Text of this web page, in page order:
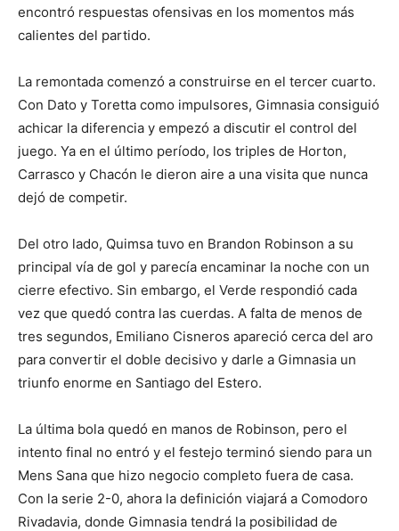
encontró respuestas ofensivas en los momentos más
calientes del partido.
La remontada comenzó a construirse en el tercer cuarto.
Con Dato y Toretta como impulsores, Gimnasia consiguió
achicar la diferencia y empezó a discutir el control del
juego. Ya en el último período, los triples de Horton,
Carrasco y Chacón le dieron aire a una visita que nunca
dejó de competir.
Del otro lado, Quimsa tuvo en Brandon Robinson a su
principal vía de gol y parecía encaminar la noche con un
cierre efectivo. Sin embargo, el Verde respondió cada
vez que quedó contra las cuerdas. A falta de menos de
tres segundos, Emiliano Cisneros apareció cerca del aro
para convertir el doble decisivo y darle a Gimnasia un
triunfo enorme en Santiago del Estero.
La última bola quedó en manos de Robinson, pero el
intento final no entró y el festejo terminó siendo para un
Mens Sana que hizo negocio completo fuera de casa.
Con la serie 2-0, ahora la definición viajará a Comodoro
Rivadavia, donde Gimnasia tendrá la posibilidad de